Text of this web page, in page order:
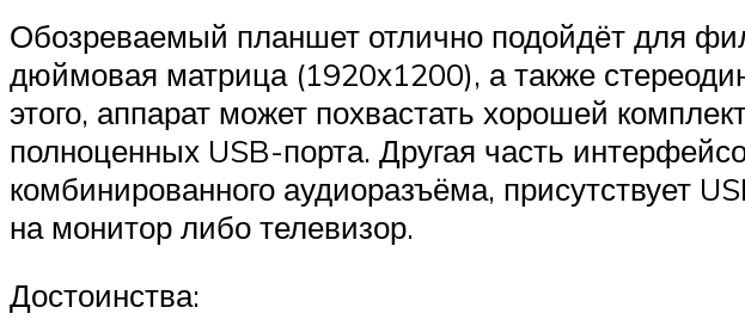
Обозреваемый планшет отлично подойдёт для
дюймовая матрица (1920х1200), а также
этого, аппарат может похвастать хорошей
полноценных USB-порта. Другая часть
комбинированного аудиоразъёма, присутствует
на монитор либо телевизор.
Достоинства: